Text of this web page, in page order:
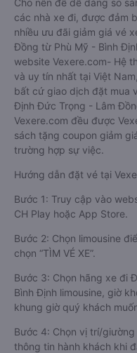
Cho nên để dễ dàng so
các nhà xe đi, được đảm
nhiều ưu đãi giảm giá vé
Đồng từ Phù Mỹ - Bình
website Vexere.com- Hệ
và uy tín nhất tại Việt
bất cứ giao dịch đặt mua
Định Đức Trọng - Lâm
Vexere.com đều được
sách tặng coupon giảm
trường hợp sự việc.
Hướng dẫn đặt vé tại
Bước 1: Truy cập vào
CH Play hoặc App Store.
Bước 2: Chọn limousine
chọn “TÌM VÉ XE”.
Bước 3: Chọn hãng xe đi
Bình Định limousine, giờ
khung giờ quý khách
Bước 4: Chọn vị trí/
thông tin hành khách khi